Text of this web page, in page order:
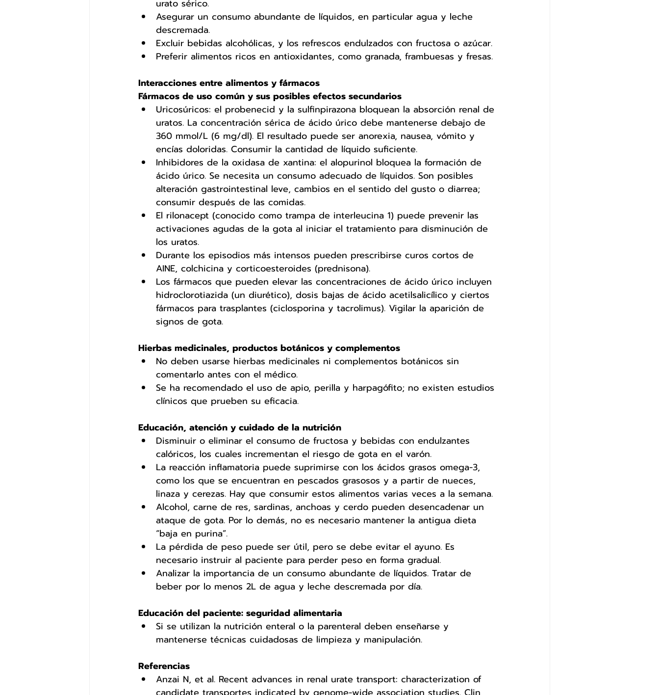
urato sérico.
Asegurar un consumo abundante de líquidos, en particular agua y leche
descremada.
Excluir bebidas alcohólicas, y los refrescos endulzados con fructosa o azúcar.
Preferir alimentos ricos en antioxidantes, como granada, frambuesas y fresas.
Interacciones entre alimentos y fármacos
Fármacos de uso común y sus posibles efectos secundarios
Uricosúricos: el probenecid y la sulfinpirazona bloquean la absorción renal de
uratos. La concentración sérica de ácido úrico debe mantenerse debajo de
360 mmol/L (6 mg/dl). El resultado puede ser anorexia, nausea, vómito y
encías doloridas. Consumir la cantidad de líquido suficiente.
Inhibidores de la oxidasa de xantina: el alopurinol bloquea la formación de
ácido úrico. Se necesita un consumo adecuado de líquidos. Son posibles
alteración gastrointestinal leve, cambios en el sentido del gusto o diarrea;
consumir después de las comidas.
El rilonacept (conocido como trampa de interleucina 1) puede prevenir las
activaciones agudas de la gota al iniciar el tratamiento para disminución de
los uratos.
Durante los episodios más intensos pueden prescribirse curos cortos de
AINE, colchicina y corticoesteroides (prednisona).
Los fármacos que pueden elevar las concentraciones de ácido úrico incluyen
hidroclorotiazida (un diurético), dosis bajas de ácido acetilsalicílico y ciertos
fármacos para trasplantes (ciclosporina y tacrolimus). Vigilar la aparición de
signos de gota.
Hierbas medicinales, productos botánicos y complementos
No deben usarse hierbas medicinales ni complementos botánicos sin
comentarlo antes con el médico.
Se ha recomendado el uso de apio, perilla y harpagófito; no existen estudios
clínicos que prueben su eficacia.
Educación, atención y cuidado de la nutrición
Disminuir o eliminar el consumo de fructosa y bebidas con endulzantes
calóricos, los cuales incrementan el riesgo de gota en el varón.
La reacción inflamatoria puede suprimirse con los ácidos grasos omega-3,
como los que se encuentran en pescados grasosos y a partir de nueces,
linaza y cerezas. Hay que consumir estos alimentos varias veces a la semana.
Alcohol, carne de res, sardinas, anchoas y cerdo pueden desencadenar un
ataque de gota. Por lo demás, no es necesario mantener la antigua dieta
“baja en purina”.
La pérdida de peso puede ser útil, pero se debe evitar el ayuno. Es
necesario instruir al paciente para perder peso en forma gradual.
Analizar la importancia de un consumo abundante de líquidos. Tratar de
beber por lo menos 2L de agua y leche descremada por día.
Educación del paciente: seguridad alimentaria
Si se utilizan la nutrición enteral o la parenteral deben enseñarse y
mantenerse técnicas cuidadosas de limpieza y manipulación.
Referencias
Anzai N, et al. Recent advances in renal urate transport: characterization of